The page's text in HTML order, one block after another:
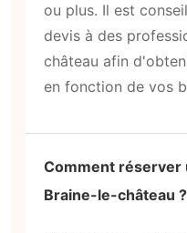
ou plus. Il est
devis à des
château afin
en fonction de vos
Comment réserver
Braine-le-château ?